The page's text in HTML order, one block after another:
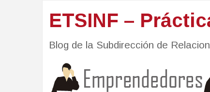
ETSINF –
Blog de la Subdirección de